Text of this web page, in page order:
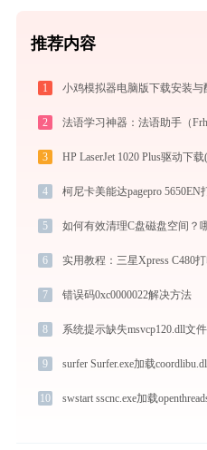
推荐内容
1
2
3 HP LaserJet 1020 Plus驱动下
4
5 如何有效清理C盘磁盘空间？
6 实用教程：三星Xpress C480
7 错误码0xc0000022解决方法
8 系统提示缺失msvcp120.dll文
9 surfer Surfer.exe加载
10 swstart sscnc.exe加载